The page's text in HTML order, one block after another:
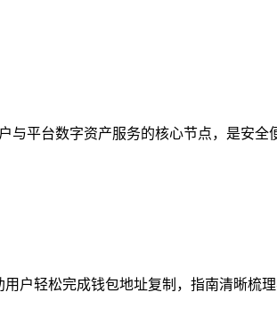
平台数字资产服务的核心节点，是安
户轻松完成钱包地址复制，指南清晰梳